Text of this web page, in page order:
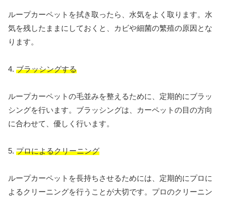
ループカーペットを拭き取ったら、水気をよく取ります。水
気を残したままにしておくと、カビや細菌の繁殖の原因とな
ります。
4. ブラッシングする
ループカーペットの毛並みを整えるために、定期的にブラッ
シングを行います。ブラッシングは、カーペットの目の方向
に合わせて、優しく行います。
5. プロによるクリーニング
ループカーペットを長持ちさせるためには、定期的にプロに
よるクリーニングを行うことが大切です。プロのクリーニン